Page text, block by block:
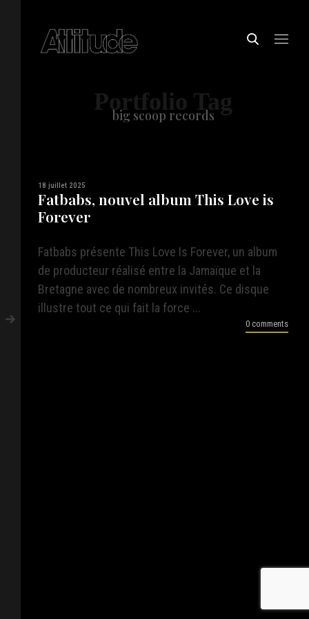
Portfolio Tag
big scoop records
18 juillet 2025
Fatbabs, nouvel album This Love is
Forever
Fatbabs présente This Love Is Forever, un album
de producteur réalisé entre la Jamaïque et la
Bretagne avec de nombreux invités. Ce disque
illustre tout ce qui fait la force ...
0 comments